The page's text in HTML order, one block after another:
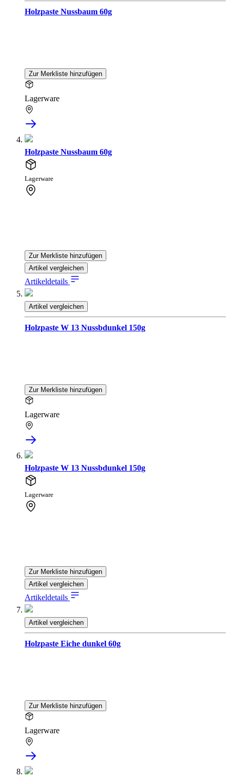
Holzpaste Nussbaum 60g
Zur Merkliste hinzufügen
Lagerware
Holzpaste Nussbaum 60g
Lagerware
Zur Merkliste hinzufügen
Artikel vergleichen
Artikeldetails
Artikel vergleichen
Holzpaste W 13 Nussbdunkel 150g
Zur Merkliste hinzufügen
Lagerware
Holzpaste W 13 Nussbdunkel 150g
Lagerware
Zur Merkliste hinzufügen
Artikel vergleichen
Artikeldetails
Artikel vergleichen
Holzpaste Eiche dunkel 60g
Zur Merkliste hinzufügen
Lagerware